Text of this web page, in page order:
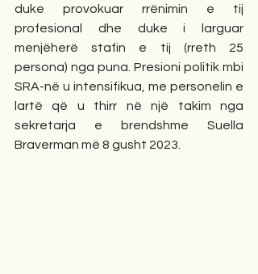
duke provokuar rrënimin e tij
profesional dhe duke i larguar
menjëherë stafin e tij (rreth 25
persona) nga puna. Presioni politik mbi
SRA-në u intensifikua, me personelin e
lartë që u thirr në një takim nga
sekretarja e brendshme Suella
Braverman më 8 gusht 2023.